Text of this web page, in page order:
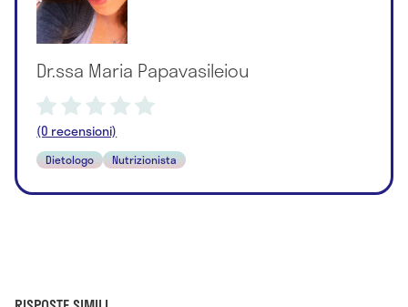
Dr.ssa Maria Papavasileiou
(0 recensioni)
Dietologo Nutrizionista